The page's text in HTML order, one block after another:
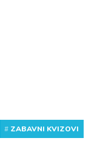
# ZABAVNI KVIZOVI